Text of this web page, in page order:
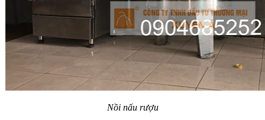
Nồi nấu rượu